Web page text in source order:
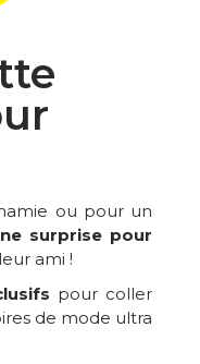
ou pour un
surprise pour
ami !
pour coller
de mode ultra